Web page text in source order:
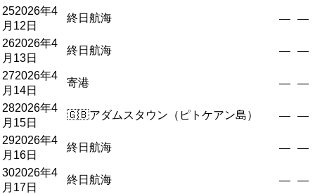
252026年4
月12日
終日航海 — —
262026年4
月13日
終日航海 — —
272026年4
月14日
寄港 — —
282026年4
月15日
🇬🇧アダムスタウン（ピトケアン島） — —
292026年4
月16日
終日航海 — —
302026年4
月17日
終日航海 — —